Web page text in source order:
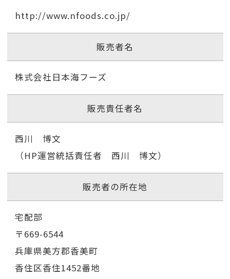
http://www.nfoods.co.jp/
販売者名
株式会社日本海フーズ
販売責任者名
西川 博文
（HP運営統括責任者 西川 博文）
販売者の所在地
宅配部
〒669-6544
兵庫県美方郡香美町
香住区香住1452番地